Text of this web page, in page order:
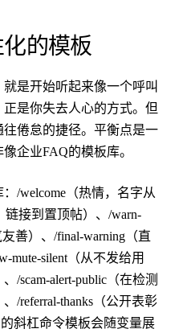
的模板
是开始听起来像一个呼叫
是你失去人心的方式。但
倦怠的捷径。平衡点是一
企业FAQ的模板库。
/welcome（热情，名字从
链接到置顶帖）、/warn-
善）、/final-warning（直
mute-silent（从不发给用
/scam-alert-public（在检测
/referral-thanks（公开表彰
斜杠命令模板会随变量展